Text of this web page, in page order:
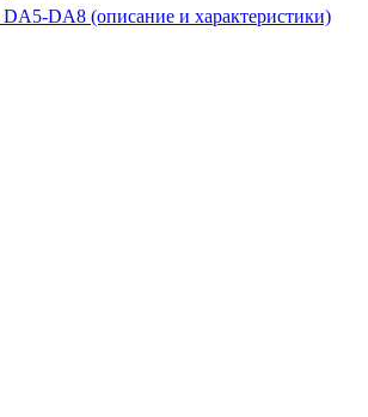
DA5-DA8 (описание и характеристики)